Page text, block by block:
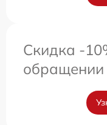
Скидка -
обращении